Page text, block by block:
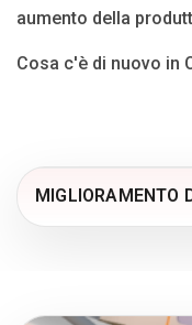
aumento della
Cosa c'è di nuovo in
MIGLIORAMENTO